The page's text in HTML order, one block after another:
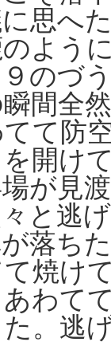
思へ
よう
のづ
間全
て防
開け
が見
と逃
落ち
焼け
わて
。逃